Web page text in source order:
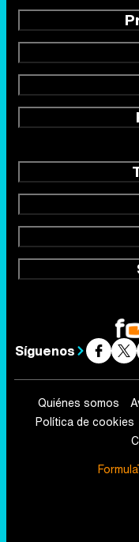
Síguenos
Quiénes somos
Política de cookies